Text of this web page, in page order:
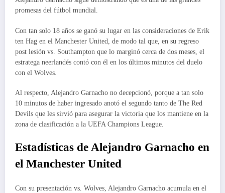
promesas del fútbol mundial.
Con tan solo 18 años se ganó su lugar en las consideraciones de Erik
ten Hag en el Manchester United, de modo tal que, en su regreso
post lesión vs. Southampton que lo marginó cerca de dos meses, el
estratega neerlandés contó con él en los últimos minutos del duelo
con el Wolves.
Al respecto, Alejandro Garnacho no decepcionó, porque a tan solo
10 minutos de haber ingresado anotó el segundo tanto de The Red
Devils que les sirvió para asegurar la victoria que los mantiene en la
zona de clasificación a la UEFA Champions League.
Estadísticas de Alejandro Garnacho en
el Manchester United
Con su presentación vs. Wolves, Alejandro Garnacho acumula en el